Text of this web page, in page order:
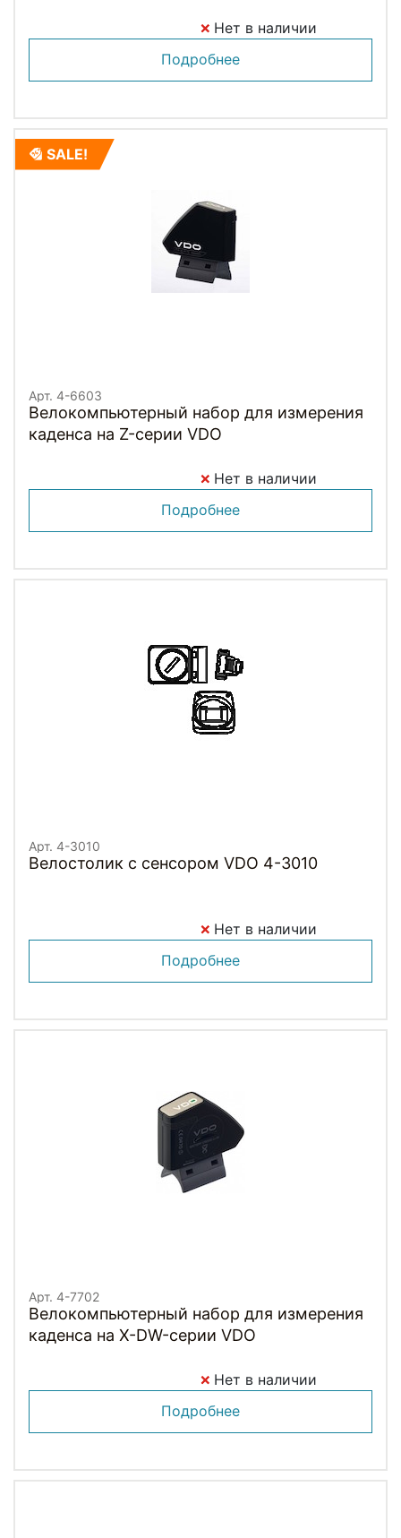
Нет в наличии
Подробнее
SALE!
Арт. 4-6603
Велокомпьютерный набор для измерения
каденса на Z-серии VDO
Нет в наличии
Подробнее
Арт. 4-3010
Велостолик с сенсором VDO 4-3010
Нет в наличии
Подробнее
Арт. 4-7702
Велокомпьютерный набор для измерения
каденса на X-DW-серии VDO
Нет в наличии
Подробнее